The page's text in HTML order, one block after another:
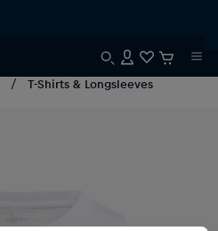
T-Shirts & Longsleeves